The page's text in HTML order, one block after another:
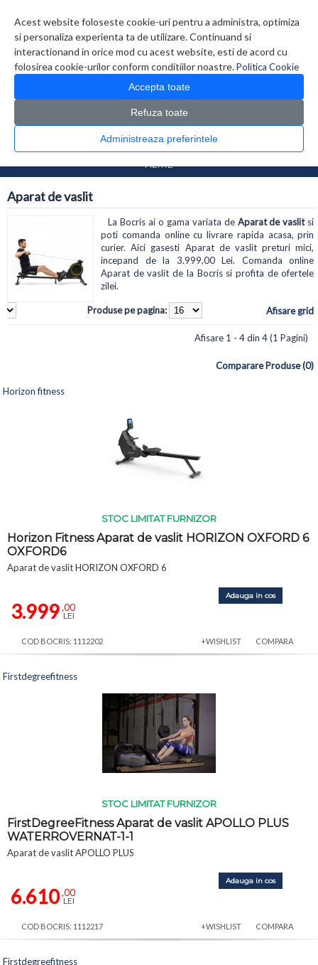
Acest website foloseste cookie-uri pentru a administra, optimiza
si personaliza experienta ta de utilizare. Continuand si
interactionand in orice mod cu acest website, esti de acord cu
folosirea cookie-urilor conform conditiilor noastre.Politica Cookie
Accepta toate
Refuza toate
Administreaza preferintele
0 produs(e)
CATALOG PRODUSE
Aparat de vaslit
FILTRE
Aparat de vaslit
La Bocris ai o gama variata de Aparat de vaslitsi
poti comanda online cu livrare rapida acasa, prin
curier. Aici gasesti Aparat de vaslit preturi mici,
incepand de la 3.999,00 Lei. Comanda online
Aparat de vaslit de la Bocris si profita de ofertele
zilei.
Produse pe pagina: Afisare grid
Afisare 1 - 4 din 4 (1 Pagini)
Comparare Produse (0)
STOC LIMITAT FURNIZOR
Horizon Fitness Aparat de vaslit HORIZON OXFORD 6
OXFORD6
Aparat de vaslit HORIZON OXFORD 6
3.999 ,00
LEI
Adauga in cos
Horizon fitness
COD BOCRIS: 1112202 +WISHLIST COMPARA
STOC LIMITAT FURNIZOR
FirstDegreeFitness Aparat de vaslit APOLLO PLUS
WATERROVERNAT-1-1
Aparat de vaslit APOLLO PLUS
6.610 ,00
LEI
Adauga in cos
Firstdegreefitness
COD BOCRIS: 1112217 +WISHLIST COMPARA
Firstdegreefitness